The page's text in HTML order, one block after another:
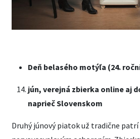
Deň belasého motýľa (24.
jún, verejná zbierka online aj
naprieč Slovenskom
Druhý júnový piatok už tradične